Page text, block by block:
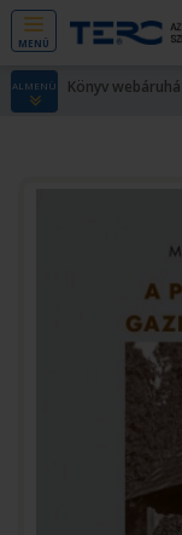
MENÜ
ALMENÜ Könyv